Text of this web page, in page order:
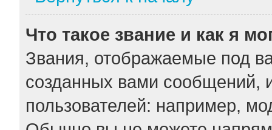
Что такое звание и как я
Звания, отображаемые под
созданных вами сообщений,
пользователей: например,